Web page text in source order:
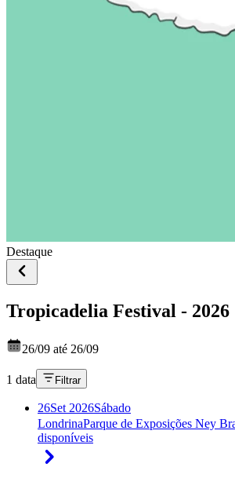
Destaque
Tropicadelia Festival - 2026
26/09 até 26/09
1 data Filtrar
26Set 2026Sábado
LondrinaParque de Exposições Ney
disponíveis